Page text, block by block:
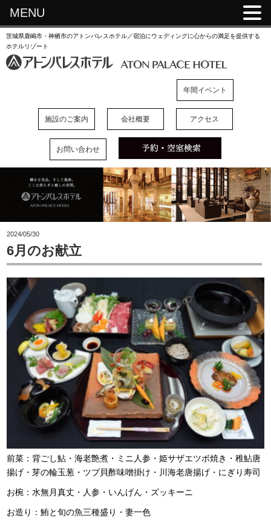
茨城県鹿嶋市・神栖市のアトンパレスホテル／宿泊にウェディングに心からの満足を提供する
ホテルリゾート
年間イベント
施設のご案内 会社概要 アクセス
お問い合わせ
2024/05/30
6月のお献立
前菜：背ごし鮎・海老艶煮・ミニ人参・姫サザエツボ焼き・稚鮎唐
揚げ・芽の輪玉葱・ツブ貝酢味噌掛け・川海老唐揚げ・にぎり寿司
お椀：水無月真丈・人参・いんげん・ズッキーニ
お造り：鮪と旬の魚三種盛り・妻一色
MENU